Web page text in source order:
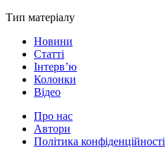
Тип матеріалу
Новини
Статті
Інтерв’ю
Колонки
Відео
Про нас
Автори
Політика конфіденційності